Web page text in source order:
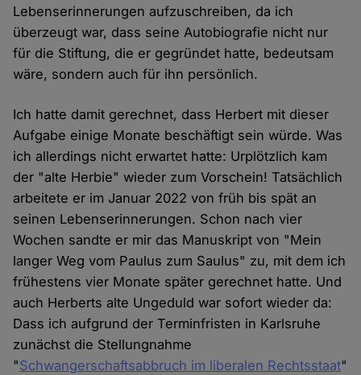
Lebenserinnerungen aufzuschreiben, da ich
überzeugt war, dass seine Autobiografie nicht nur
für die Stiftung, die er gegründet hatte, bedeutsam
wäre, sondern auch für ihn persönlich.
Ich hatte damit gerechnet, dass Herbert mit dieser
Aufgabe einige Monate beschäftigt sein würde. Was
ich allerdings nicht erwartet hatte: Urplötzlich kam
der "alte Herbie" wieder zum Vorschein! Tatsächlich
arbeitete er im Januar 2022 von früh bis spät an
seinen Lebenserinnerungen. Schon nach vier
Wochen sandte er mir das Manuskript von "Mein
langer Weg vom Paulus zum Saulus" zu, mit dem ich
frühestens vier Monate später gerechnet hatte. Und
auch Herberts alte Ungeduld war sofort wieder da:
Dass ich aufgrund der Terminfristen in Karlsruhe
zunächst die Stellungnahme
"Schwangerschaftsabbruch im liberalen Rechtsstaat"